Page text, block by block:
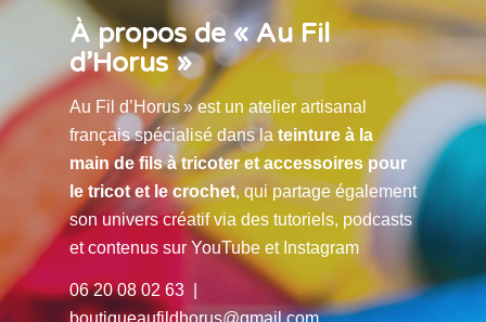
À propos de « Au Fil
d’Horus »
Au Fil d’Horus » est un atelier artisanal
français spécialisé dans la teinture à la
main de fils à tricoter et accessoires pour
le tricot et le crochet, qui partage également
son univers créatif via des tutoriels, podcasts
et contenus sur YouTube et Instagram
06 20 08 02 63 |